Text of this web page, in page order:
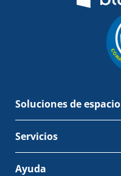
Soluciones de espacio
Servicios
Ayuda